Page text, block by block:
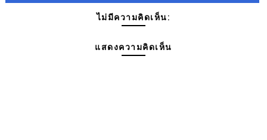
ไม่มีความคิดเห็น:
แสดงความคิดเห็น